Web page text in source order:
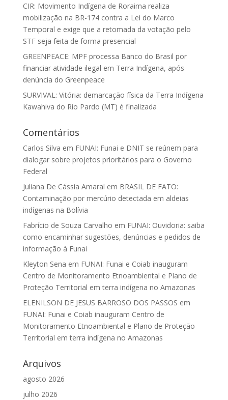
CIR: Movimento Indígena de Roraima realiza
mobilização na BR-174 contra a Lei do Marco
Temporal e exige que a retomada da votação pelo
STF seja feita de forma presencial
GREENPEACE: MPF processa Banco do Brasil por
financiar atividade ilegal em Terra Indígena, após
denúncia do Greenpeace
SURVIVAL: Vitória: demarcação física da Terra Indígena
Kawahiva do Rio Pardo (MT) é finalizada
Comentários
Carlos Silva em FUNAI: Funai e DNIT se reúnem para
dialogar sobre projetos prioritários para o Governo
Federal
Juliana De Cássia Amaral em BRASIL DE FATO:
Contaminação por mercúrio detectada em aldeias
indígenas na Bolívia
Fabrício de Souza Carvalho em FUNAI: Ouvidoria: saiba
como encaminhar sugestões, denúncias e pedidos de
informação à Funai
Kleyton Sena em FUNAI: Funai e Coiab inauguram
Centro de Monitoramento Etnoambiental e Plano de
Proteção Territorial em terra indígena no Amazonas
ELENILSON DE JESUS BARROSO DOS PASSOS em
FUNAI: Funai e Coiab inauguram Centro de
Monitoramento Etnoambiental e Plano de Proteção
Territorial em terra indígena no Amazonas
Arquivos
agosto 2026
julho 2026